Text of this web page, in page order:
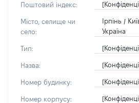
Поштовий індекс:
Місто, селище чи
село:
Ірпінь /
Україна
Тип:
Назва:
Номер будинку:
Номер корпусу: